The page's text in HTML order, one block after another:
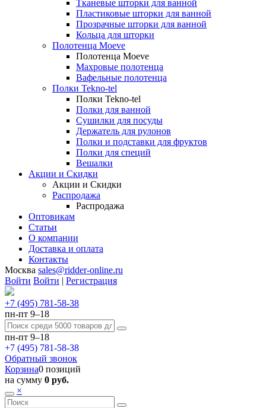
Тканевые шторки для ванной
Пластиковые шторки для ванной
Прозрачные шторки для ванной
Кольца для шторки
Полотенца Moeve
Полотенца Moeve
Махровые полотенца
Вафельные полотенца
Полки Tekno-tel
Полки Tekno-tel
Полки для ванной
Сушилки для посуды
Держатель для рулонов
Полки и подставки для фруктов
Полки для специй
Вешалки
Акции и Скидки
Акции и Скидки
Распродажа
Распродажа
Оптовикам
Статьи
О компании
Доставка и оплата
Контакты
Москва sales@ridder-online.ru
Войти Войти | Регистрация
+7 (495) 781-58-38
пн-пт 9–18
пн-пт 9–18
+7 (495) 781-58-38
Обратный звонок
Корзина0 позиций
на сумму 0 руб.
×